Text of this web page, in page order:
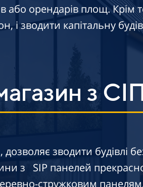
або орендарів площ. Крім
і зводити капітальну
з
дозволяє зводити будівлі
з SIP панелей
стружковим